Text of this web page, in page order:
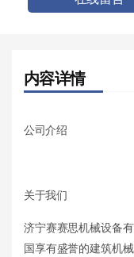
内容详情
公司介绍
关于我们
济宁赛赛思机械设备
国享有盛誉的建筑机